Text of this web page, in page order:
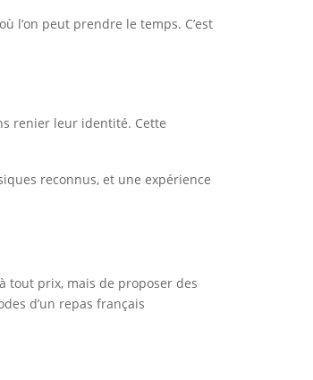
l’on peut prendre le temps. C’est
renier leur identité. Cette
reconnus, et une expérience
tout prix, mais de proposer des
d’un repas français